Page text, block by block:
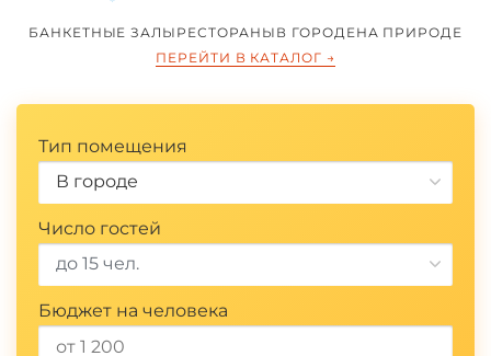
БАНКЕТНЫЕ ЗАЛЫ РЕСТОРАНЫ В ГОРОДЕНА ПРИРОДЕ
ПЕРЕЙТИ В КАТАЛОГ →
Тип помещения
В городе
Число гостей
до 15 чел.
Бюджет на человека
*